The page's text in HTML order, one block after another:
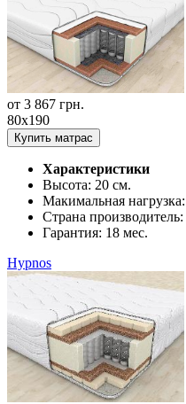
от 3 867 грн.
80x190
Купить матрас
Характеристики
Высота: 20 см.
Макимальная нагрузка:
Страна производитель:
Гарантия: 18 мес.
Hypnos